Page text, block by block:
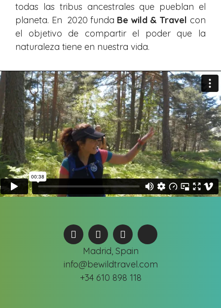
todas las tribus ancestrales que pueblan el
planeta. En 2020 funda Be wild & Travel con
el objetivo de compartir el poder que la
naturaleza tiene en nuestra vida.
Madrid, Spain
info@bewildtravel.com
+34 610 898 118